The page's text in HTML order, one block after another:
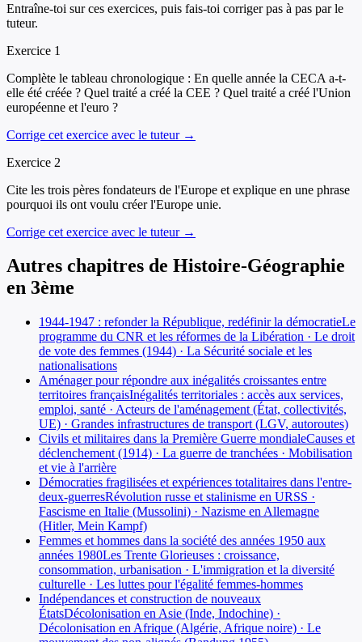
Entraîne-toi sur ces exercices, puis fais-toi corriger pas à pas par le
tuteur.
Exercice 1
Complète le tableau chronologique : En quelle année la CECA a-t-
elle été créée ? Quel traité a créé la CEE ? Quel traité a créé l'Union
européenne et l'euro ?
Corrige cet exercice avec le tuteur →
Exercice 2
Cite les trois pères fondateurs de l'Europe et explique en une phrase
pourquoi ils ont voulu créer l'Europe unie.
Corrige cet exercice avec le tuteur →
Autres chapitres de Histoire-Géographie
en 3ème
1944-1947 : refonder la République, redéfinir la démocratieLe
programme du CNR et les réformes de la Libération · Le droit
de vote des femmes (1944) · La Sécurité sociale et les
nationalisations
Aménager pour répondre aux inégalités croissantes entre
territoires françaisInégalités territoriales : accès aux services,
emploi, santé · Acteurs de l'aménagement (État, collectivités,
UE) · Grandes infrastructures de transport (LGV, autoroutes)
Civils et militaires dans la Première Guerre mondialeCauses et
déclenchement (1914) · La guerre de tranchées · Mobilisation
et vie à l'arrière
Démocraties fragilisées et expériences totalitaires dans l'entre-
deux-guerresRévolution russe et stalinisme en URSS ·
Fascisme en Italie (Mussolini) · Nazisme en Allemagne
(Hitler, Mein Kampf)
Femmes et hommes dans la société des années 1950 aux
années 1980Les Trente Glorieuses : croissance,
consommation, urbanisation · L'immigration et la diversité
culturelle · Les luttes pour l'égalité femmes-hommes
Indépendances et construction de nouveaux
ÉtatsDécolonisation en Asie (Inde, Indochine) ·
Décolonisation en Afrique (Algérie, Afrique noire) · Le